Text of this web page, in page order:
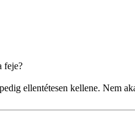
feje?
ellentétesen kellene. Nem